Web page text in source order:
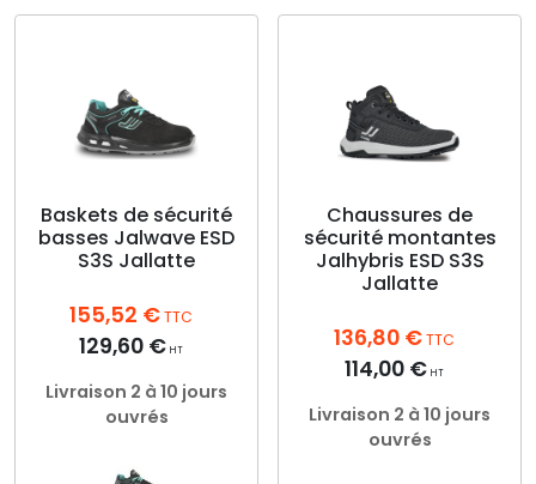
Baskets de sécurité
basses Jalwave ESD
S3S Jallatte
155,52 € TTC
129,60 € HT
Livraison 2 à 10 jours
ouvrés
Chaussures de
sécurité montantes
Jalhybris ESD S3S
Jallatte
136,80 € TTC
114,00 € HT
Livraison 2 à 10 jours
ouvrés